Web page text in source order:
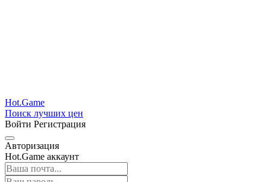
Hot.Game
Поиск лучших цен
Войти Регистрация
Авторизация
Hot.Game аккаунт